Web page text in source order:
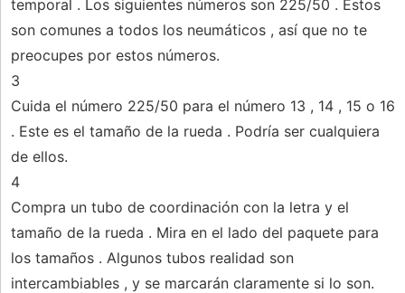
temporal . Los siguientes números son 225/50 . Estos
son comunes a todos los neumáticos , así que no te
preocupes por estos números.
3
Cuida el número 225/50 para el número 13 , 14 , 15 o 16
. Este es el tamaño de la rueda . Podría ser cualquiera
de ellos.
4
Compra un tubo de coordinación con la letra y el
tamaño de la rueda . Mira en el lado del paquete para
los tamaños . Algunos tubos realidad son
intercambiables , y se marcarán claramente si lo son.